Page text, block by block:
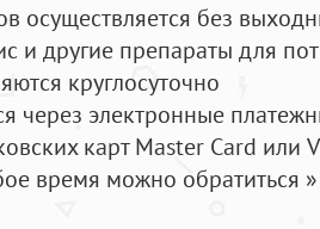
осуществляется без
и другие препараты для
круглосуточно
через электронные
карт Master Card или
время можно обратиться